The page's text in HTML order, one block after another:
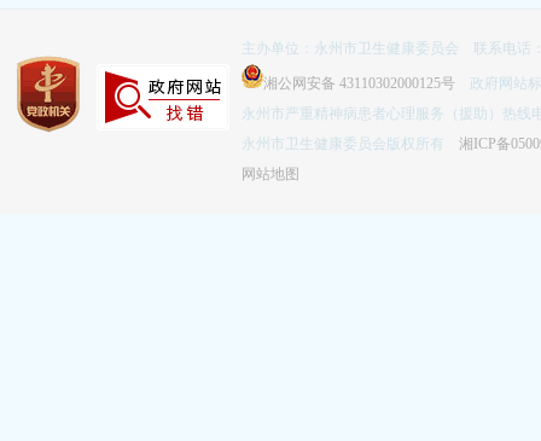
主办单位：永州市卫生健康委员会 联系电话
湘公网安备 43110302000125号 政府网站标
永州市严重精神病患者心理服务（援助）热线
永州市卫生健康委员会版权所有 湘ICP备
网站地图